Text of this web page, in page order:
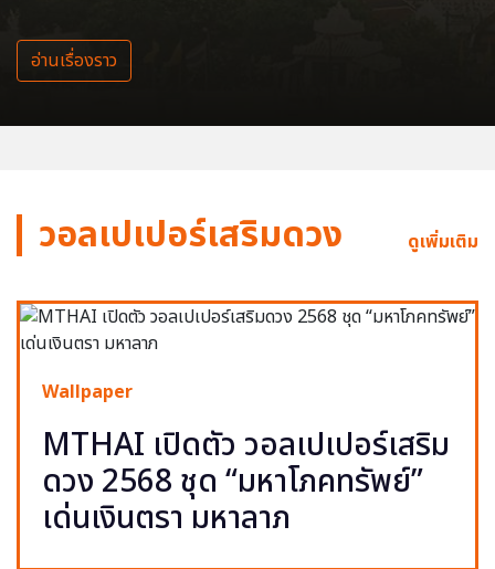
อ่านเรื่องราว
วอลเปเปอร์เสริมดวง ดูเพิ่มเติม
Wallpaper
MTHAI เปิดตัว วอลเปเปอร์เสริม
ดวง 2568 ชุด “มหาโภคทรัพย์”
เด่นเงินตรา มหาลาภ